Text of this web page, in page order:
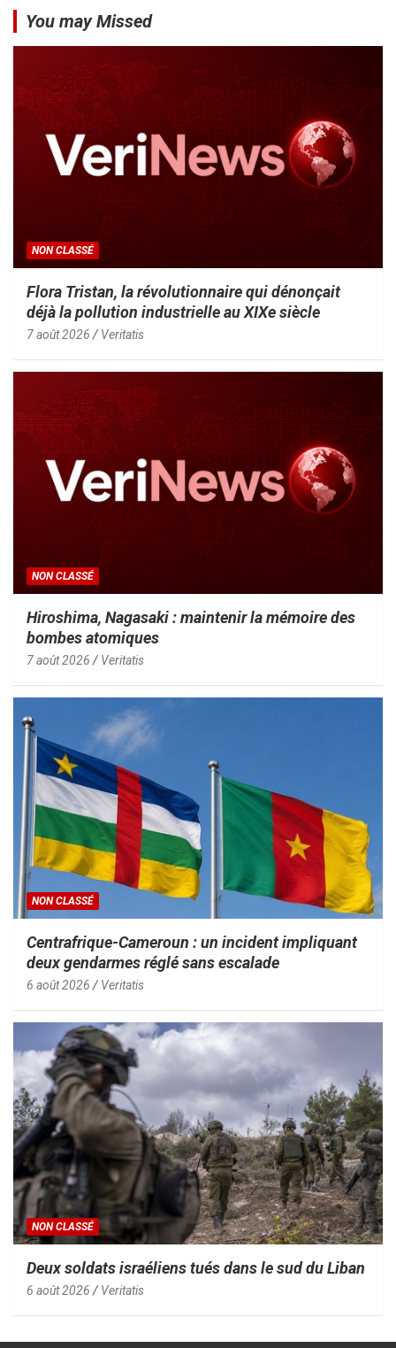
You may Missed
NON CLASSÉ
Flora Tristan, la révolutionnaire qui dénonçait
déjà la pollution industrielle au XIXe siècle
7 août 2026 Veritatis
NON CLASSÉ
Hiroshima, Nagasaki : maintenir la mémoire des
bombes atomiques
7 août 2026 Veritatis
NON CLASSÉ
Centrafrique-Cameroun : un incident impliquant
deux gendarmes réglé sans escalade
6 août 2026 Veritatis
NON CLASSÉ
Deux soldats israéliens tués dans le sud du Liban
6 août 2026 Veritatis